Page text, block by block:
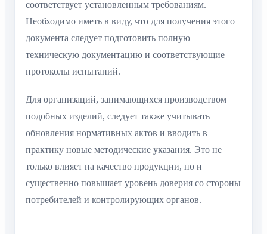
соответствует установленным требованиям.
Необходимо иметь в виду, что для получения этого
документа следует подготовить полную
техническую документацию и соответствующие
протоколы испытаний.
Для организаций, занимающихся производством
подобных изделий, следует также учитывать
обновления нормативных актов и вводить в
практику новые методические указания. Это не
только влияет на качество продукции, но и
существенно повышает уровень доверия со стороны
потребителей и контролирующих органов.